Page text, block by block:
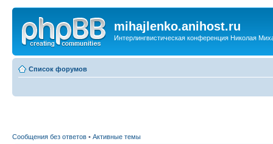
mihajlenko.anihost.ru
Интерлингвистическая конференция Николая
Список форумов
Сообщения без ответов • Активные темы